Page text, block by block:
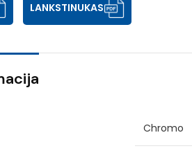
LANKSTINUKAS
Chromo